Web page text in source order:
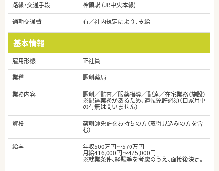
路線・交通手段
神領駅 (JR中央本線)
通勤交通費
有／社内規定により、支給
基本情報
雇用形態
正社員
業種
調剤薬局
業務内容
調剤／監査／服薬指導／配達／在宅業務（施設）
※配達業務があるため、運転免許必須（自家用車
の有無は問いません）
資格
薬剤師免許をお持ちの方（取得見込みの方を含
む）
給与
年収500万円～570万円
月給416,000円～475,000円
※就業条件、経験等を考慮のうえ、面接後決定。